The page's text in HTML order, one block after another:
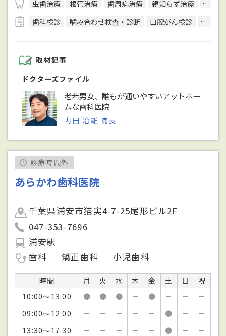
虫歯治療 根管治療 歯周病治療 親知らず治療
顎関
歯科検診
噛み合わせ検査・診断 口腔がん検診 唾液検
取材記事
ドクターズファイル
老若男女、誰もが通いやすいアットホー
ムな歯科医院
内田 治雄 院長
診療時間外
あらかわ歯科医院
千葉県浦安市猫実4-7-25尾形ビル2F
047-353-7696
浦安駅
歯科
矯正歯科 小児歯科
時間 月 火 水 木 金 土 日
祝
10:00～13:00
● ● ● － ● － －
－
09:00～12:00
－ － － － － ● －
－
13:30～17:30
－ － － － － ● －
－